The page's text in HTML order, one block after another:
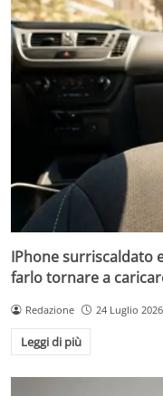
IPhone surriscaldato
farlo tornare a
Redazione 24 Luglio 2026
Leggi di più